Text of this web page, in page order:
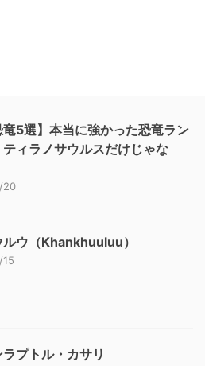
竜5選】本当に強かった恐竜ラン
ティラノサウルスだけじゃな
20
ルウ（Khankhuuluu）
プトル・カサリ